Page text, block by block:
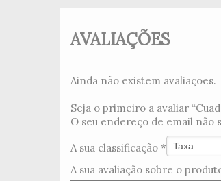
AVALIAÇÕES
Ainda não existem avaliações.
Seja o primeiro a avaliar
O seu endereço de email não
A sua classificação *
A sua avaliação sobre o